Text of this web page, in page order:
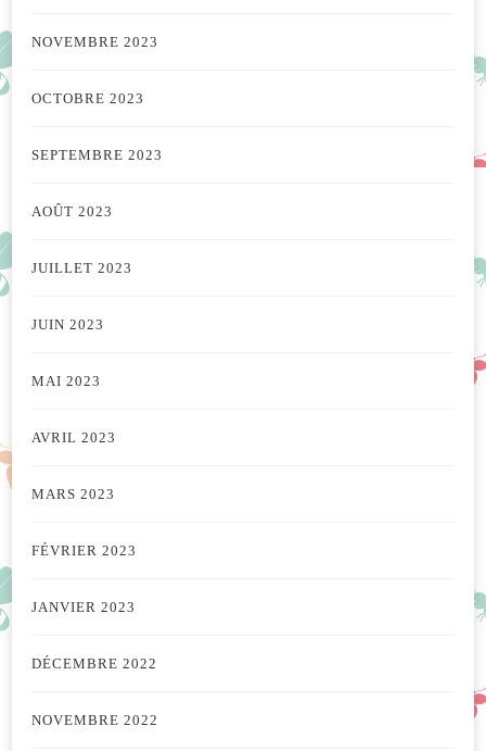
NOVEMBRE 2023
OCTOBRE 2023
SEPTEMBRE 2023
AOÛT 2023
JUILLET 2023
JUIN 2023
MAI 2023
AVRIL 2023
MARS 2023
FÉVRIER 2023
JANVIER 2023
DÉCEMBRE 2022
NOVEMBRE 2022